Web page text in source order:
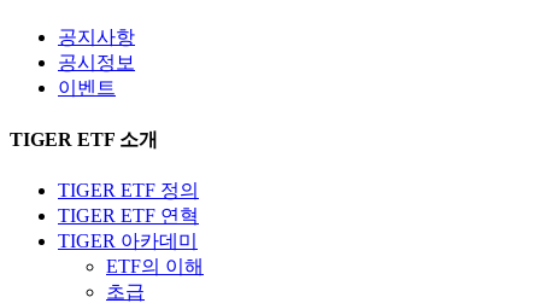
공지사항
공시정보
이벤트
TIGER ETF 소개
TIGER ETF 정의
TIGER ETF 연혁
TIGER 아카데미
ETF의 이해
초급